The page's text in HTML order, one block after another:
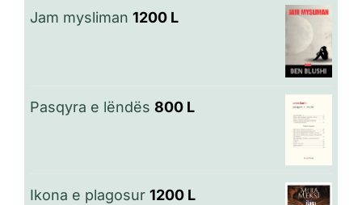
Jam mysliman 1200 L
Pasqyra e lëndës 800 L
Ikona e plagosur 1200 L